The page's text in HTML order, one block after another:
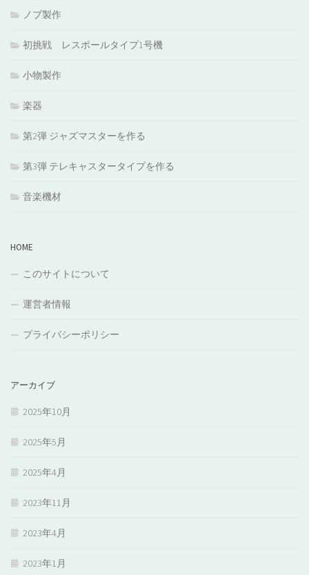
ノブ製作
初挑戦 レスポールタイプ1号機
小物製作
楽器
第2弾 ジャズマスターを作る
第3弾 テレキャスタータイプを作る
音楽機材
HOME
このサイトについて
運営者情報
プライバシーポリシー
アーカイブ
2025年10月
2025年5月
2025年4月
2023年11月
2023年4月
2023年1月